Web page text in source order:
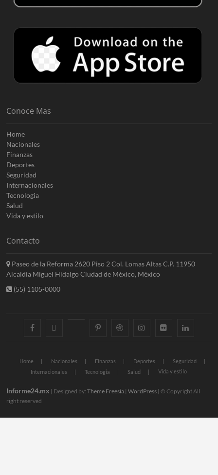
Conoce Mas
Home
Nacionales
Finanzas
Deportes
Seguridad
Internacionales
Tecnologia
Salud
Vida y estilo
Contacto
Paseo de la Reforma 2620 Piso 2 Col. Lomas Altas C.P. 11950
Alcaldia Miguel Hidalgo Ciudad de México, México
(55) 1105-0000
facebook googlepluspinterestdribbble instagramflickr linkedin
Home Nacionales Finanzas Deportes
Seguridad
Internacionales
Tecnologia Salud Vida y estilo
Informe24.mx | Designed by:Theme Freesia |WordPress | © Copyright All
right reserved